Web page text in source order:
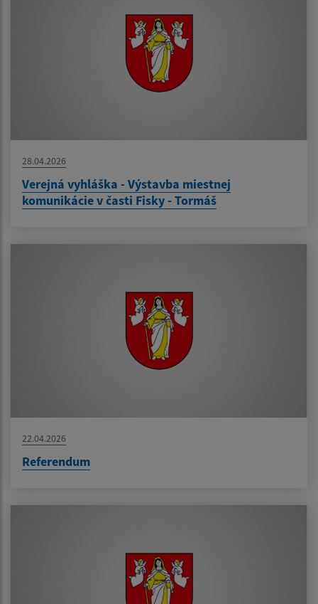
28.04.2026
Verejná vyhláška - Výstavba miestnej
komunikácie v časti Fisky - Tormáš
22.04.2026
Referendum